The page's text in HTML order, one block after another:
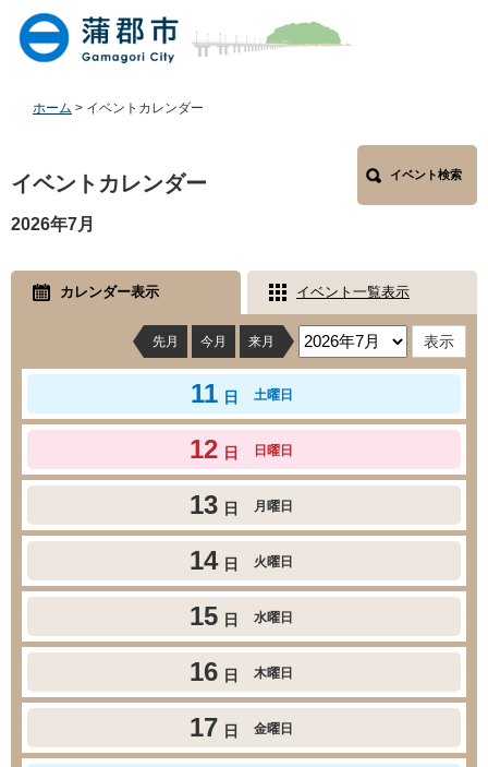
本
ホーム > イベントカレンダー
文
イベントカレンダー イベント検索
2026年7月
カレンダー表示 イベント一覧表示
先月 今月 来月
11 日 土曜日
12 日 日曜日
13 日 月曜日
14 日 火曜日
15 日 水曜日
16 日 木曜日
17 日 金曜日